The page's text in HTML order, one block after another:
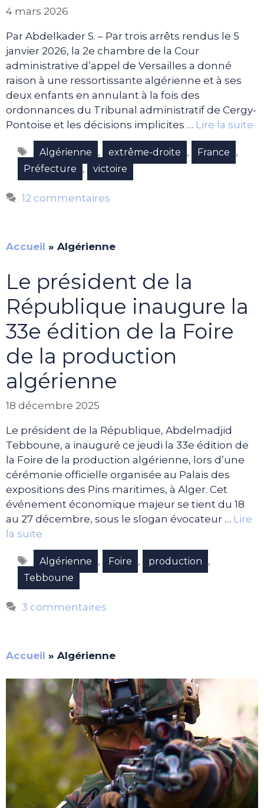
4 mars 2026
Par Abdelkader S. – Par trois arrêts rendus le 5
janvier 2026, la 2e chambre de la Cour
administrative d’appel de Versailles a donné
raison à une ressortissante algérienne et à ses
deux enfants en annulant à la fois des
ordonnances du Tribunal administratif de Cergy-
Pontoise et les décisions implicites … Lire la suite
Étiquettes
Algérienne , extrême-droite , France ,
Préfecture , victoire
12 commentaires
Accueil » Algérienne
Le président de la
République inaugure la
33e édition de la Foire
de la production
algérienne
18 décembre 2025
Le président de la République, Abdelmadjid
Tebboune, a inauguré ce jeudi la 33e édition de
la Foire de la production algérienne, lors d’une
cérémonie officielle organisée au Palais des
expositions des Pins maritimes, à Alger. Cet
événement économique majeur se tient du 18
au 27 décembre, sous le slogan évocateur … Lire
la suite
Étiquettes
Algérienne , Foire , production ,
Tebboune
3 commentaires
Accueil » Algérienne